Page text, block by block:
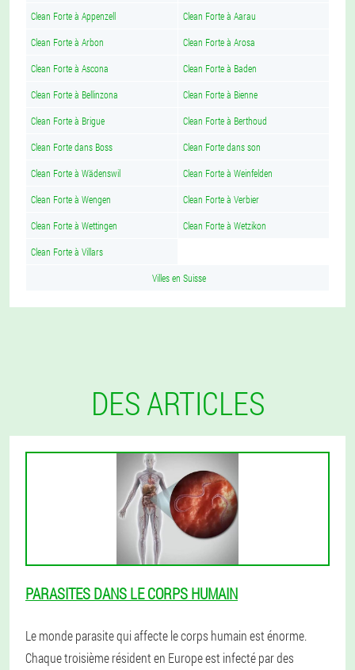
Clean Forte à Appenzell Clean Forte à Aarau
Clean Forte à Arbon Clean Forte à Arosa
Clean Forte à Ascona Clean Forte à Baden
Clean Forte à Bellinzona Clean Forte à Bienne
Clean Forte à Brigue Clean Forte à Berthoud
Clean Forte dans Boss Clean Forte dans son
Clean Forte à Wädenswil Clean Forte à Weinfelden
Clean Forte à Wengen Clean Forte à Verbier
Clean Forte à Wettingen Clean Forte à Wetzikon
Clean Forte à Villars
Villes en Suisse
DES ARTICLES
PARASITES DANS LE CORPS HUMAIN
Le monde parasite qui affecte le corps humain est énorme.
Chaque troisième résident en Europe est infecté par des